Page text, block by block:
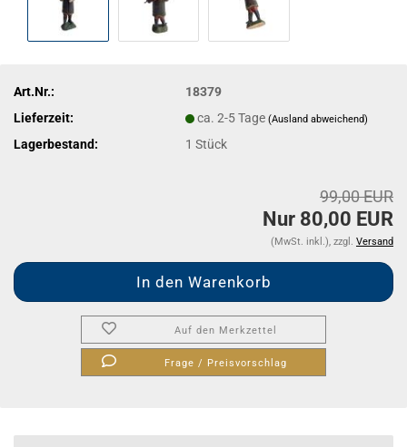
Art.Nr.:
18379
Lieferzeit:
ca. 2-5 Tage(Ausland abweichend)
Lagerbestand: 1Stück
99,00 EUR
Nur 80,00 EUR
(MwSt. inkl.), zzgl. Versand
Auf den Merkzettel
Frage / Preisvorschlag